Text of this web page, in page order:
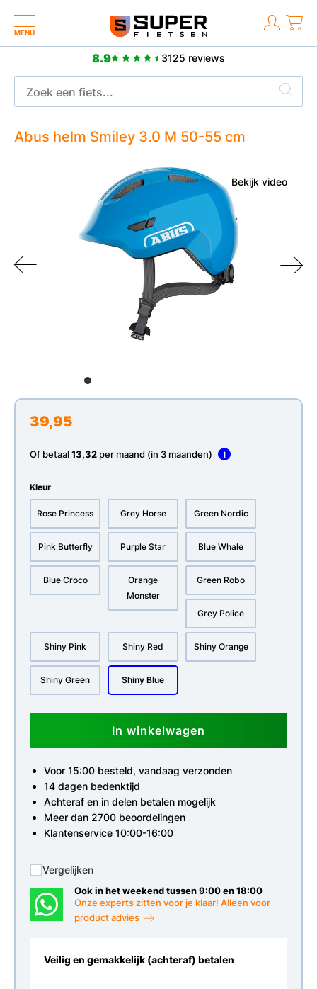
MENU
8.9 3125 reviews
Meer dan 2500 positieve reviews
Abus helm Smiley 3.0 M 50-55 cm
Bekijk video
39,95
Of betaal13,32 per maand (in 3 maanden) i
Kleur
Rose Princess Grey Horse Green Nordic
Pink Butterfly Purple Star Blue Whale
Blue Croco
Orange
Monster
Green Robo
Grey Police
Shiny Pink Shiny Red Shiny Orange
Shiny Green Shiny Blue
In winkelwagen
Voor 15:00 besteld, vandaag verzonden
14 dagen bedenktijd
Achteraf en in delen betalen mogelijk
Meer dan 2700 beoordelingen
Klantenservice 10:00-16:00
Vergelijken
Ook in het weekend tussen 9:00 en 18:00
Onze experts zitten voor je klaar! Alleen voor
product advies
Veilig en gemakkelijk (achteraf) betalen